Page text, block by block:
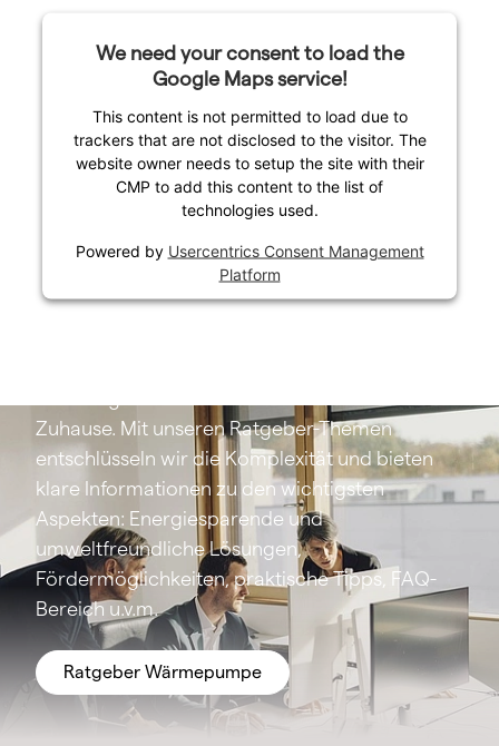
We need your consent to load the
Google Maps service!
This content is not permitted to load due to
trackers that are not disclosed to the visitor. The
website owner needs to setup the site with their
CMP to add this content to the list of
technologies used.
Powered by Usercentrics Consent Management
Platform
Ratgeber
Zuhause. Mit unseren Ratgeber-Themen
entschlüsseln wir die Komplexität und bieten
klare Informationen zu den wichtigsten
Aspekten: Energiesparende und
umweltfreundliche Lösungen,
Fördermöglichkeiten, praktische Tipps, FAQ-
Bereich u.v.m.
Ratgeber Wärmepumpe